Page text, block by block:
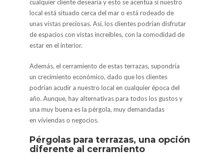
cualquier cliente desearía y esto se acentúa si nuestro
local está situado cerca del mar o está rodeado de
unas vistas preciosas. Así, los clientes podrían disfrutar
de espacios con vistas increíbles, con la comodidad de
estar en el interior.
Además, el cerramiento de estas terrazas, supondría
un crecimiento económico, dado que los clientes
podrían acudir a nuestro local en cualquier época del
año. Aunque, hay alternativas para todos los gustos y
una muy buena es la pérgola, muy demandadas
en viviendas o negocios.
Pérgolas para terrazas, una opción
diferente al cerramiento